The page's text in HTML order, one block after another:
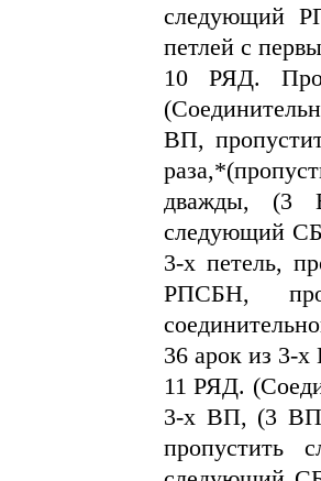
следующий
петлей c
10 РЯД.
ВП,
дважды, (3
следующий
3-х петель,
РПСБН,
36 арок из 3-
11 РЯД.
3-х ВП, (3